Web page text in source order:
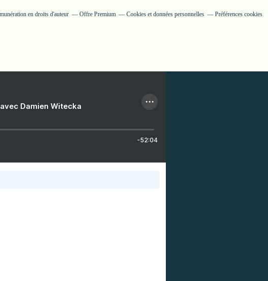
en droits d'auteur Offre Premium Cookies et données personnelles Préférences cookies
Damien Witecka
-52:04